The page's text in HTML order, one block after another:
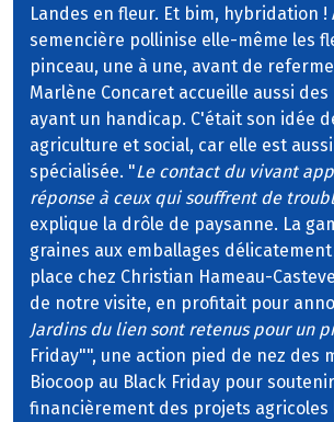
Landes en fleur. Et bim, hybridation !
semencière pollinise elle-même les
pinceau, une à une, avant de
Marlène Concaret accueille aussi
ayant un handicap. C'était son idée
agriculture et social, car elle est
spécialisée. "Le contact du vivant
réponse à ceux qui souffrent de
explique la drôle de paysanne. La
graines aux emballages
place chez Christian Hameau-
de notre visite, en profitait pour
Jardins du lien sont retenus pour un
Friday"", une action pied de nez des
Biocoop au Black Friday pour soutenir
financièrement des projets agricoles